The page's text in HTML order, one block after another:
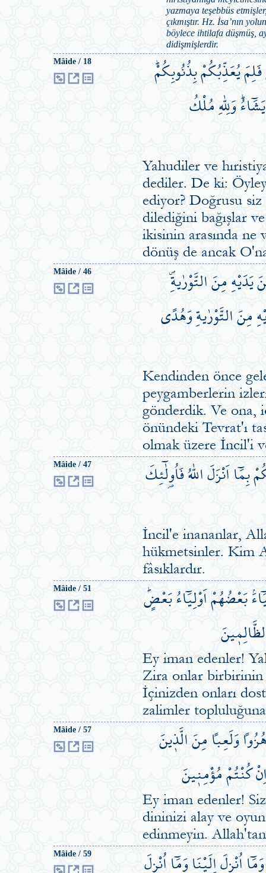
yazmaya teşebbüs
çıkmıştır. Hz. İsa’nın
böylece ihtilafa düşmüş,
didişmişlerdir.
Mâide / 18
يُعَذِّبُكُمْ بِذُنُوبِكُمْۜ
وَلِلّٰهِ مُلْكُ
Yahudiler ve
dediler. De ki:
ediyor? Doğrusu siz
dilediğini bağışlar
ikisinin arasında
dönüş de ancak
Mâide / 46
مِنَ التَّوْرٰيةِۖ
مِنَ التَّوْرٰيةِ وَهُدًى
Kendinden önce
peygamberlerin
gönderdik. Ve ona,
önündeki Tevrat'ı
olmak üzere İncil'i
Mâide / 47 اَنْزَلَ اللّٰهُ فَاُو۬لٰٓئِكَ
İncil'e inananlar,
hükmetsinler. Kim
fâsıklardır.
Mâide / 51
بَعْضُهُمْ اَوْلِيَٓاءُ بَعْضٍۜ
Ey iman edenler!
Zira onlar birbirinin
İçinizden onları
zalimler
Mâide / 57
وَلَعِباً مِنَ الَّذ۪ينَ
كُنْتُمْ مُؤْمِن۪ينَ
Ey iman edenler!
dininizi alay ve
edinmeyin.
Mâide / 59 اُنْزِلَ اِلَيْنَا وَمَٓا اُنْزِلَ